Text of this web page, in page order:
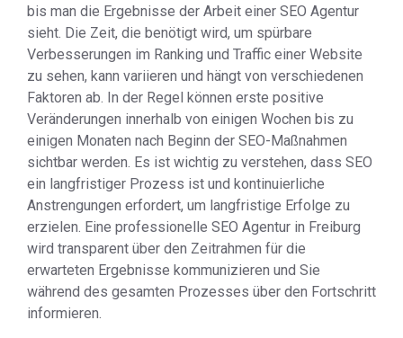
bis man die Ergebnisse der Arbeit einer SEO Agentur
sieht. Die Zeit, die benötigt wird, um spürbare
Verbesserungen im Ranking und Traffic einer Website
zu sehen, kann variieren und hängt von verschiedenen
Faktoren ab. In der Regel können erste positive
Veränderungen innerhalb von einigen Wochen bis zu
einigen Monaten nach Beginn der SEO-Maßnahmen
sichtbar werden. Es ist wichtig zu verstehen, dass SEO
ein langfristiger Prozess ist und kontinuierliche
Anstrengungen erfordert, um langfristige Erfolge zu
erzielen. Eine professionelle SEO Agentur in Freiburg
wird transparent über den Zeitrahmen für die
erwarteten Ergebnisse kommunizieren und Sie
während des gesamten Prozesses über den Fortschritt
informieren.